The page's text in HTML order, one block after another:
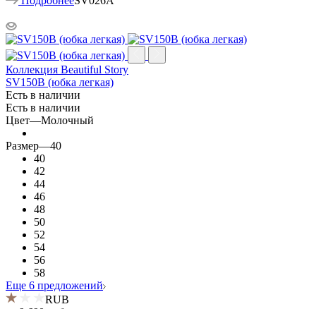
Коллекция Beautiful Story
SV150B (юбка легкая)
Есть в наличии
Есть в наличии
Цвет—Молочный
Размер—40
40
42
44
46
48
50
52
54
56
58
Еще 6 предложений
RUB